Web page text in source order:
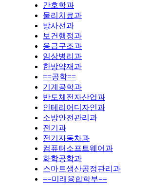
간호학과
물리치료과
방사선과
보건행정과
응급구조과
임상병리과
한방약재과
==공학==
기계공학과
반도체전자산업과
인테리어디자인과
소방안전관리과
전기과
전기자동차과
컴퓨터소프트웨어과
화학공학과
스마트생산공정관리과
==미래융합학부==